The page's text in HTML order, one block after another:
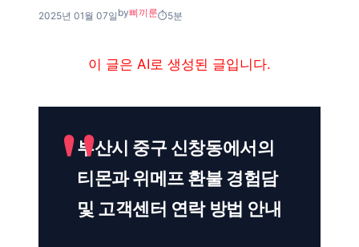
2025년 01월 07일 by삐끼룬 5분
이 글은 AI로 생성된 글입니다.
부산시 중구 신창동에서의
티몬과 위메프 환불 경험담
및 고객센터 연락 방법 안내